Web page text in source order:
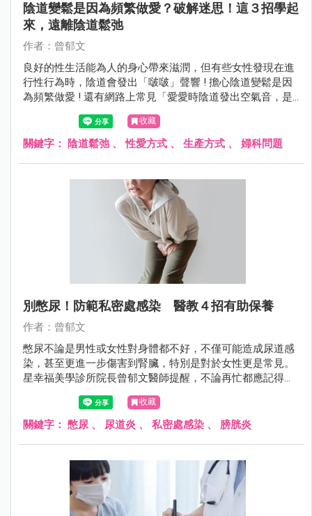
陰道變鬆是因為頻繁做愛？破解迷思！這３招學起
來，遠離陰道鬆弛
作者：曾郁文
良好的性生活能為人的身心帶來滋潤，但有些女性發現在進
行性行為時，陰道會發出「啵啵」聲響 ! 擔心陰道變鬆是因
為頻繁做愛 ! 還有網路上常見「愛愛時陰道發出空氣音，是
陰道鬆弛嗎？」的說法，今天就來為大家說明陰道鬆弛及預
收藏
關鍵字： 陰道鬆弛、性愛方式 、 生產方式 、 婦科問題
別憋尿！防範私密處感染 醫教４招有助保養
作者：曾郁文
憋尿不論是男性或女性對身體都不好，不僅可能造成尿道感
染，甚至更進一步傷害到腎臟，特別是對於女性更是常見。
星幸福美學診所院長曾郁文醫師提醒，不論再忙都應記得上
廁所，以避免感染情況發生。
收藏
關鍵字： 憋尿 、 尿道炎 、 私密處感染 、 膀胱炎